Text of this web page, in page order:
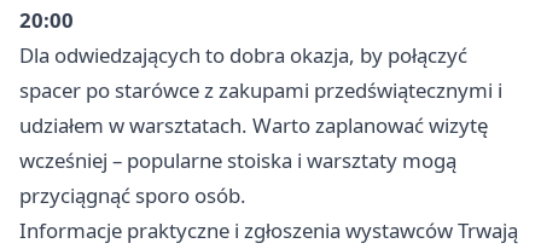
20:00
Dla odwiedzających to dobra okazja, by połączyć
spacer po starówce z zakupami przedświątecznymi i
udziałem w warsztatach. Warto zaplanować wizytę
wcześniej – popularne stoiska i warsztaty mogą
przyciągnąć sporo osób.
Informacje praktyczne i zgłoszenia wystawców Trwają